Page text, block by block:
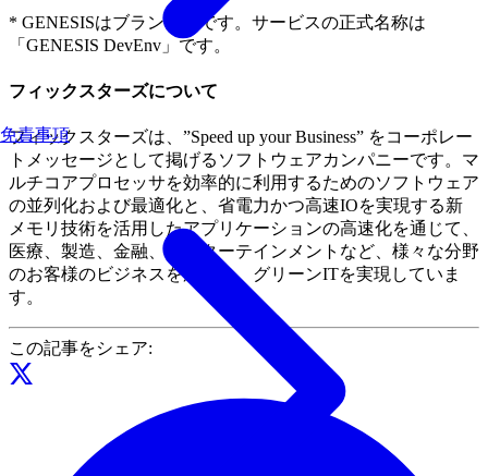
免責事項
* GENESISはブランド名です。サービスの正式名称は
「GENESIS DevEnv」です。
フィックスターズについて
フィックスターズは、”Speed up your Business” をコーポレー
トメッセージとして掲げるソフトウェアカンパニーです。マ
ルチコアプロセッサを効率的に利用するためのソフトウェア
の並列化および最適化と、省電力かつ高速IOを実現する新
メモリ技術を活用したアプリケーションの高速化を通じて、
医療、製造、金融、エンターテインメントなど、様々な分野
のお客様のビジネスを加速し、グリーンITを実現していま
す。
この記事をシェア: